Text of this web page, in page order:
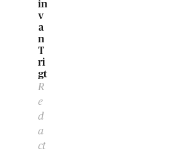
in
v
a
n
T
ri
gt
R
e
d
a
ct